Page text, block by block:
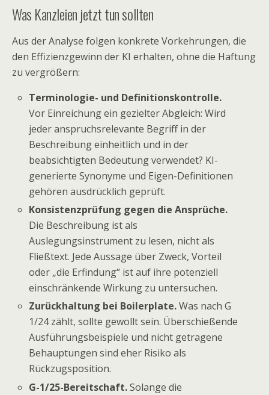
Was Kanzleien jetzt tun sollten
Aus der Analyse folgen konkrete Vorkehrungen, die
den Effizienzgewinn der KI erhalten, ohne die Haftung
zu vergrößern:
Terminologie- und Definitionskontrolle.
Vor Einreichung ein gezielter Abgleich: Wird
jeder anspruchsrelevante Begriff in der
Beschreibung einheitlich und in der
beabsichtigten Bedeutung verwendet? KI-
generierte Synonyme und Eigen-Definitionen
gehören ausdrücklich geprüft.
Konsistenzprüfung gegen die Ansprüche.
Die Beschreibung ist als
Auslegungsinstrument zu lesen, nicht als
Fließtext. Jede Aussage über Zweck, Vorteil
oder „die Erfindung“ ist auf ihre potenziell
einschränkende Wirkung zu untersuchen.
Zurückhaltung bei Boilerplate.Was nach G
1/24 zählt, sollte gewollt sein. Überschießende
Ausführungsbeispiele und nicht getragene
Behauptungen sind eher Risiko als
Rückzugsposition.
G-1/25-Bereitschaft.Solange die